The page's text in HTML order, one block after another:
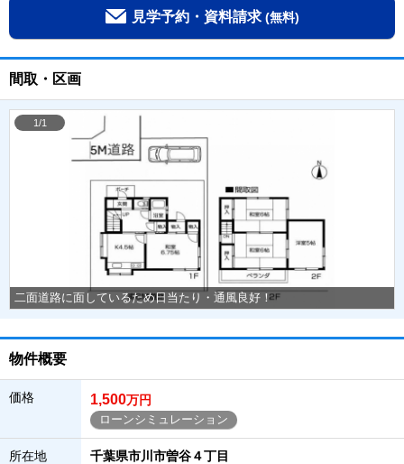
見学予約・資料請求 (無料)
間取・区画
二面道路に面しているため日当たり・通風良好！
1/1
物件概要
価格 1,500万円
ローンシミュレーション
所在地 千葉県市川市曽谷４丁目